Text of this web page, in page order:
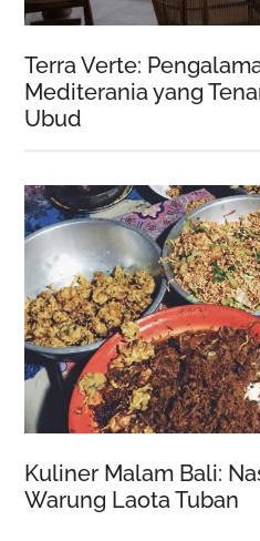
Terra Verte:
Mediterania yang
Ubud
Kuliner Malam Bali:
Warung Laota Tuban